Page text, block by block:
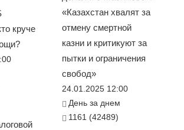
круче
«Казахстан хвалят за
отмену смертной
казни и критикуют за
пытки и ограничения
свобод»
24.01.2025 12:00
День за днем
1161 (42489)